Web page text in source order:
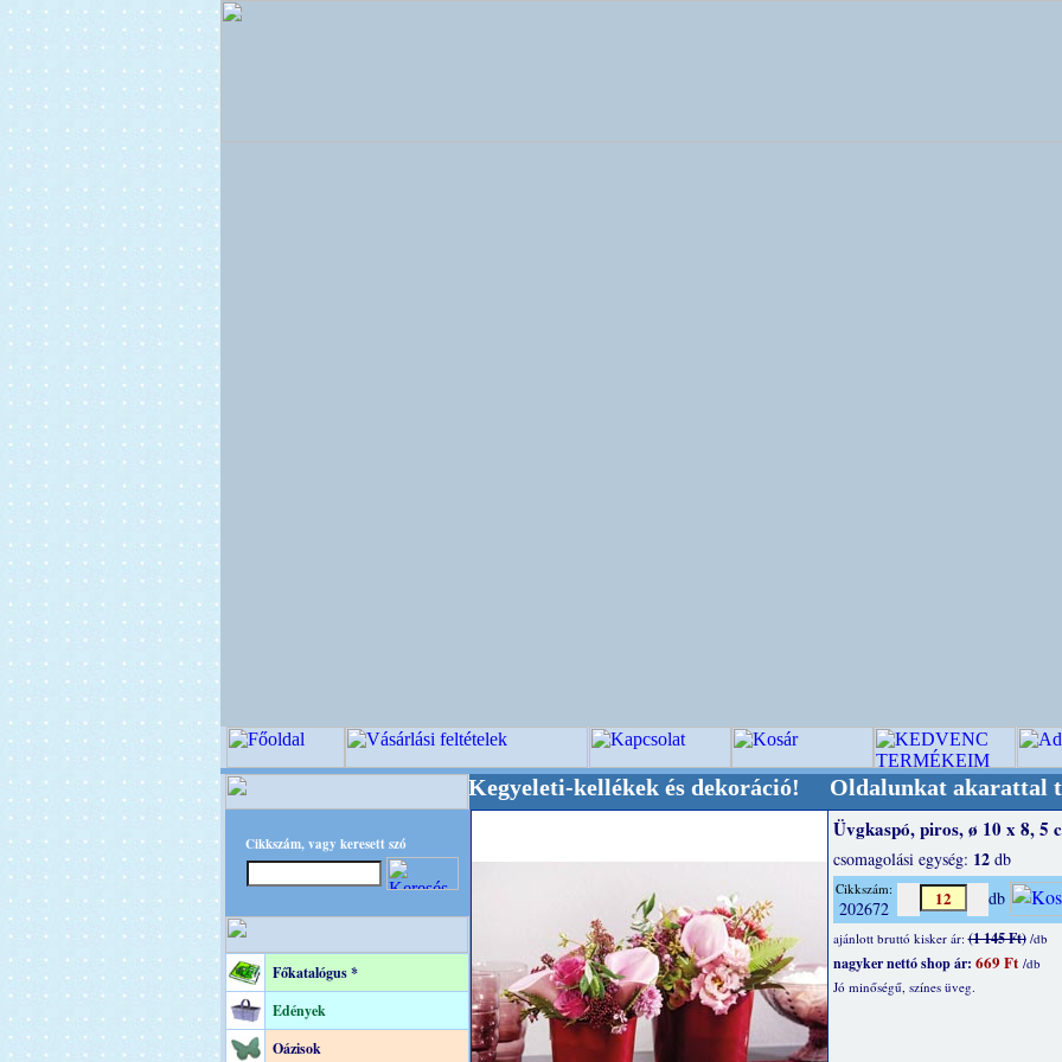
Cikkszám, vagy keresett szó
Főkatalógus *
Edények
Oázisok
Virágkötészeti-, Esküvői-, Kegyeleti-kellékek és dekoráció! Oldalunkat akarattal tartjuk
Üvgkaspó, piros, ø 10 x 8, 5
csomagolási egység: 12db
Cikkszám:
202672 db
ajánlott bruttó kisker ár:(1 145 Ft)/db
nagyker nettó shop ár: 669 Ft /db
Jó minőségű, színes üveg.